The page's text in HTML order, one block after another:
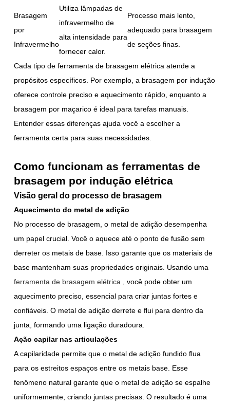
Brasagem
por
Infravermelho
Utiliza lâmpadas de
infravermelho de
alta intensidade para
fornecer calor.
Processo mais lento,
adequado para brasagem
de seções finas.
Cada tipo de ferramenta de brasagem elétrica atende a
propósitos específicos. Por exemplo, a brasagem por indução
oferece controle preciso e aquecimento rápido, enquanto a
brasagem por maçarico é ideal para tarefas manuais.
Entender essas diferenças ajuda você a escolher a
ferramenta certa para suas necessidades.
Como funcionam as ferramentas de
brasagem por indução elétrica
Visão geral do processo de brasagem
Aquecimento do metal de adição
No processo de brasagem, o metal de adição desempenha
um papel crucial. Você o aquece até o ponto de fusão sem
derreter os metais de base. Isso garante que os materiais de
base mantenham suas propriedades originais. Usando uma
ferramenta de brasagem elétrica
, você pode obter um
aquecimento preciso, essencial para criar juntas fortes e
confiáveis. O metal de adição derrete e flui para dentro da
junta, formando uma ligação duradoura.
Ação capilar nas articulações
A capilaridade permite que o metal de adição fundido flua
para os estreitos espaços entre os metais base. Esse
fenômeno natural garante que o metal de adição se espalhe
uniformemente, criando juntas precisas. O resultado é uma